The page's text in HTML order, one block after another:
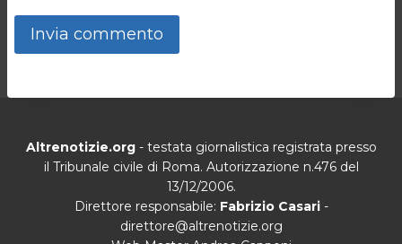
Altrenotizie.org- testata giornalistica registrata presso
il Tribunale civile di Roma. Autorizzazione n.476 del
13/12/2006.
Direttore responsabile: Fabrizio Casari-
direttore@altrenotizie.org